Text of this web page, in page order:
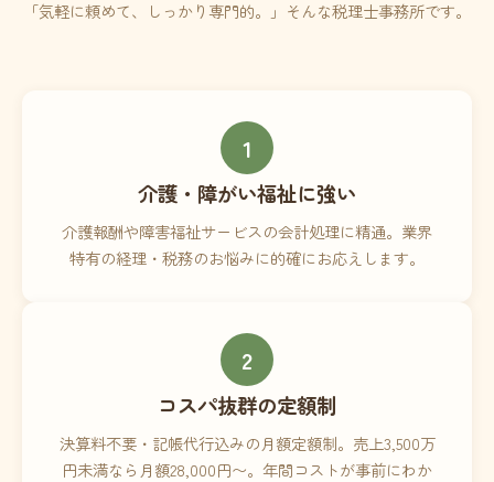
「気軽に頼めて、しっかり専門的。」そんな税理士事務所です。
1
介護・障がい福祉に強い
介護報酬や障害福祉サービスの会計処理に精通。業界
特有の経理・税務のお悩みに的確にお応えします。
2
コスパ抜群の定額制
決算料不要・記帳代行込みの月額定額制。売上3,500万
円未満なら月額28,000円〜。年間コストが事前にわか